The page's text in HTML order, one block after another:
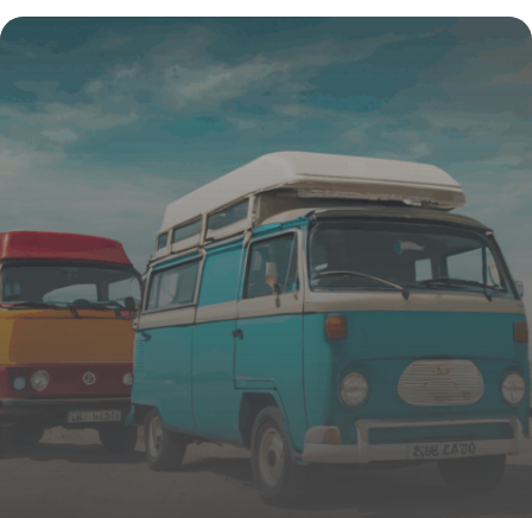
en EHPAD – Rôle clé dans
l’accompagnement gérontologique
4 juillet 2025